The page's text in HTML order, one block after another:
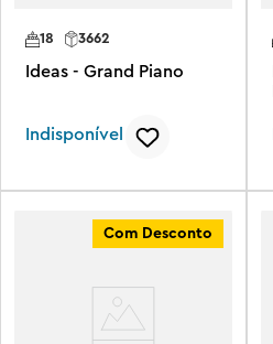
18 3662
Ideas - Grand Piano
Indisponível
Com Desconto